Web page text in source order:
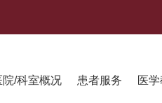
院/科室概况 患者服务 医